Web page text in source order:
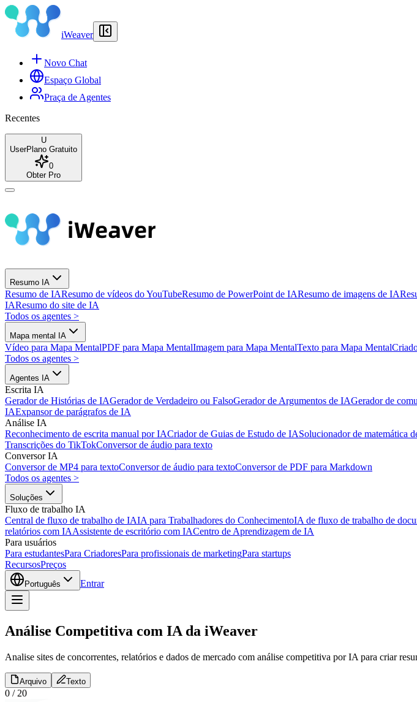
iWeaver
Novo Chat
Espaço Global
Praça de Agentes
Recentes
U
UserPlano Gratuito
0
Obter Pro
Resumo IA
Resumo de IAResumo de vídeos do YouTubeResumo de PowerPoint de IAResumo de imagens de IA
IAResumo do site de IA
Todos os agentes >
Mapa mental IA
Vídeo para Mapa MentalPDF para Mapa MentalImagem para Mapa MentalTexto para Mapa Mental
Todos os agentes >
Agentes IA
Escrita IA
Gerador de Histórias de IAGerador de Verdadeiro ou FalsoGerador de Argumentos de IAGerador de
IAExpansor de parágrafos de IA
Análise IA
Reconhecimento de escrita manual por IACriador de Guias de Estudo de IASolucionador de matemática
Transcrições do TikTokConversor de áudio para texto
Conversor IA
Conversor de MP4 para textoConversor de áudio para textoConversor de PDF para Markdown
Todos os agentes >
Soluções
Fluxo de trabalho IA
Central de fluxo de trabalho de IAIA para Trabalhadores do ConhecimentoIA de fluxo de trabalho de
relatórios com IAAssistente de escritório com IACentro de Aprendizagem de IA
Para usuários
Para estudantesPara CriadoresPara profissionais de marketingPara startups
RecursosPreços
Português Entrar
Análise Competitiva com IA da iWeaver
Analise sites de concorrentes, relatórios e dados de mercado com análise competitiva por IA para criar
Arquivo Texto
0 / 20